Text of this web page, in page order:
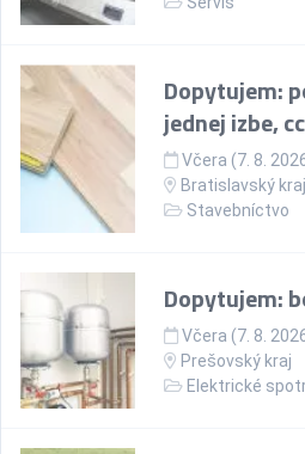
Dopytujem:
jednej izbe,
Včera (7. 8.
Bratislavský kraj
Stavebníctvo
Dopytujem:
Včera (7. 8.
Prešovský kraj
Elektrické